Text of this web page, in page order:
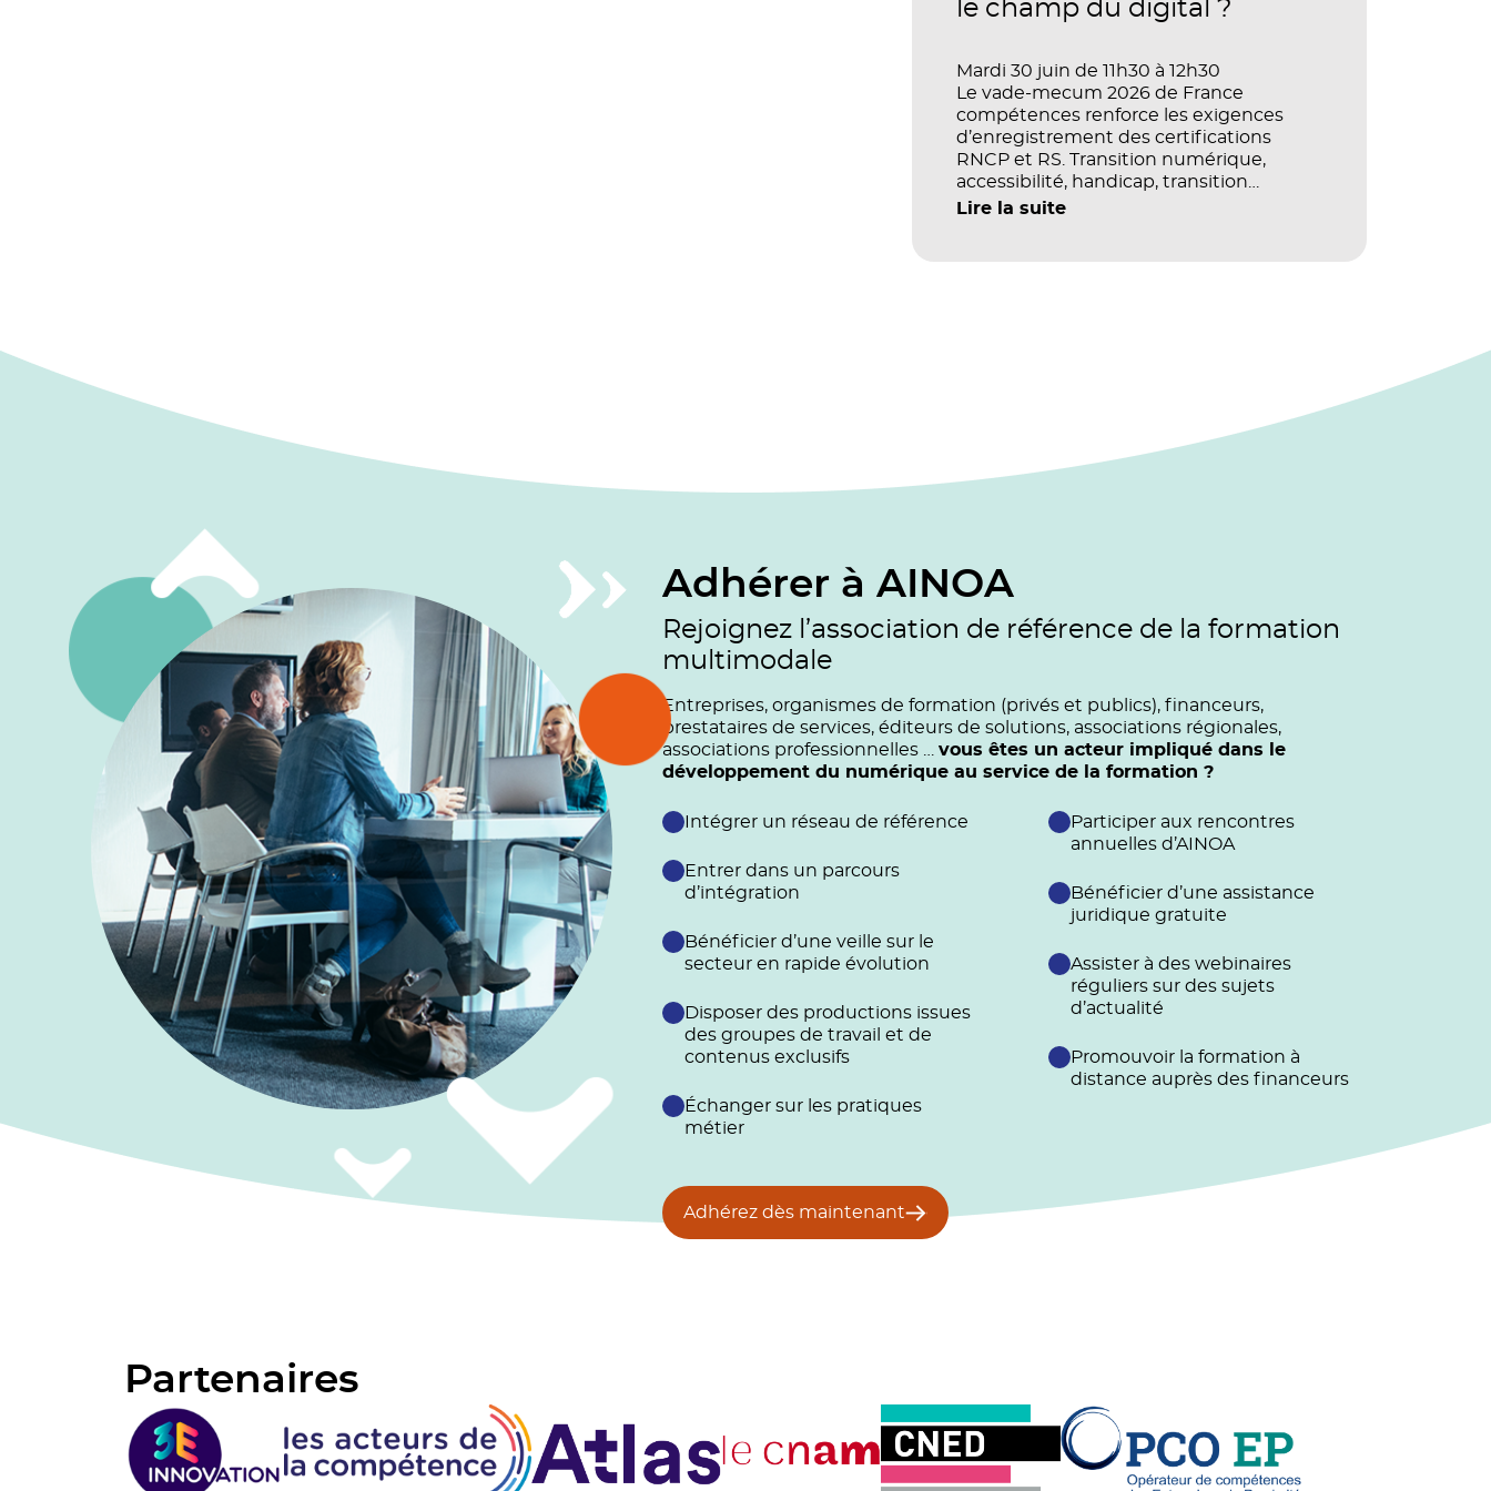
le champ du digital ?
Mardi 30 juin de 11h30 à 12h30
Le vade-mecum 2026 de France
compétences renforce les exigences
d’enregistrement des certifications
RNCP et RS. Transition numérique,
accessibilité, handicap, transition
écologique : quels impacts concrets pour
Lire la suite
Adhérer à AINOA
Rejoignez l’association de référence de la formation
multimodale
Entreprises, organismes de formation (privés et publics), financeurs,
prestataires de services, éditeurs de solutions, associations régionales,
associations professionnelles … vous êtes un acteur impliqué dans le
développement du numérique au service de la formation ?
Intégrer un réseau de référence
Entrer dans un parcours
d’intégration
Bénéficier d’une veille sur le
secteur en rapide évolution
Disposer des productions issues
des groupes de travail et de
contenus exclusifs
Échanger sur les pratiques
métier
Participer aux rencontres
annuelles d’AINOA
Bénéficier d’une assistance
juridique gratuite
Assister à des webinaires
réguliers sur des sujets
d’actualité
Promouvoir la formation à
distance auprès des financeurs
Adhérez dès maintenant
Partenaires